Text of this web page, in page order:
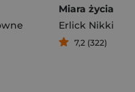
Miara życia
Erlick Nikki
7,2 (322)